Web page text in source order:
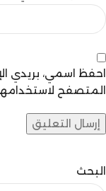
احفظ اسمي، بريدي
المتصفح
البحث